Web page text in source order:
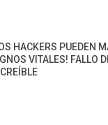
HACKERS PUEDEN
VITALES! FALLO